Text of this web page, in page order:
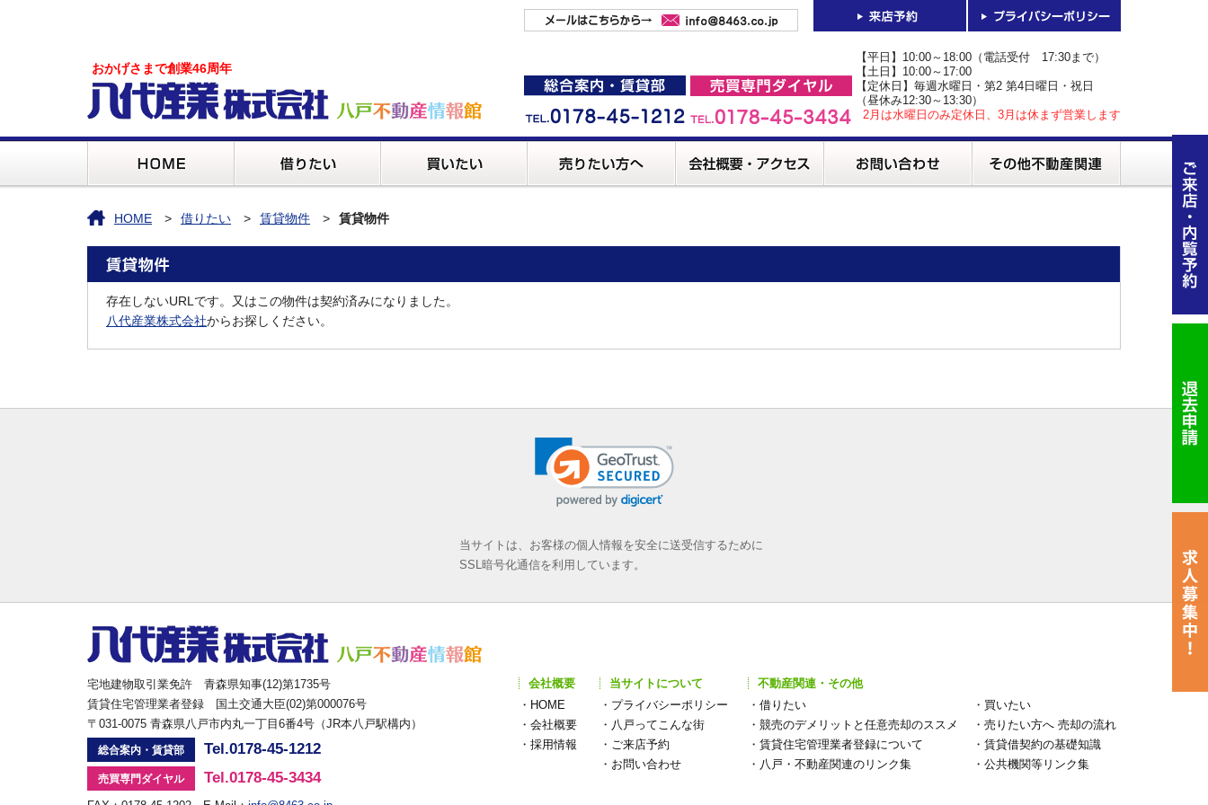
おかげさまで創業46周年
【平日】10:00～18:00（電話受付 17:30まで）
【土日】10:00～17:00
【定休日】毎週水曜日・第2 第4日曜日・祝日
（昼休み12:30～13:30）
2月は水曜日のみ定休日、3月は休まず営業します
HOME 借りたい 賃貸物件 賃貸物件
存在しないURLです。又はこの物件は契約済みになりました。
八代産業株式会社からお探しください。
当サイトは、お客様の個人情報を安全に送受信するために
SSL暗号化通信を利用しています。
宅地建物取引業免許 青森県知事(12)第1735号
賃貸住宅管理業者登録 国土交通大臣(02)第000076号
〒031-0075 青森県八戸市内丸一丁目6番4号（JR本八戸駅構内）
総合案内・賃貸部 Tel.0178-45-1212
売買専門ダイヤル Tel.0178-45-3434
会社概要
・ HOME
・ 会社概要
・ 採用情報
当サイトについて
・ プライバシーポリシー
・ 八戸ってこんな街
・ ご来店予約
・ お問い合わせ
不動産関連・その他
・ 借りたい ・ 買いたい
・ 競売のデメリットと任意売却のススメ ・ 売りたい方へ 売却の流れ
・ 賃貸住宅管理業者登録について ・ 賃貸借契約の基礎知識
・ 八戸・不動産関連のリンク集 ・ 公共機関等リンク集